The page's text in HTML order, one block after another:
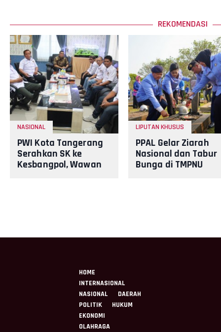
REKOMENDASI
NASIONAL
PWI Kota Tangerang
Serahkan SK ke
Kesbangpol, Wawan
LIPUTAN KHUSUS
PPAL Gelar Ziarah
Nasional dan Tabur
Bunga di TMPNU
HOME
INTERNASIONAL
NASIONAL
DAERAH
POLITIK
HUKUM
EKONOMI
OLAHRAGA